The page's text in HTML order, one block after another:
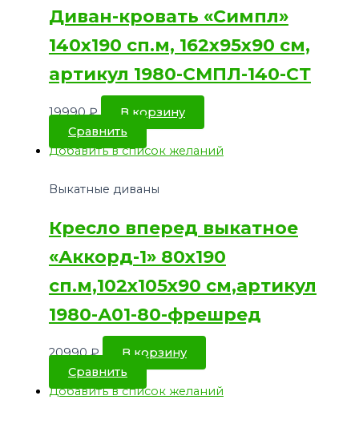
Диван-кровать «Симпл»
140х190 сп.м, 162х95х90 см,
артикул 1980-СМПЛ-140-СТ
19990₽
В корзину
Сравнить
Добавить в список желаний
Выкатные диваны
Кресло вперед выкатное
«Аккорд-1» 80х190
сп.м,102х105х90 см,артикул
1980-А01-80-фрешред
20990₽
В корзину
Сравнить
Добавить в список желаний